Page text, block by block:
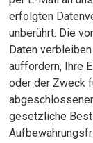
erfolgten
unberührt. Die
Daten
auffordern, Ihre
oder der Zweck
gesetzliche